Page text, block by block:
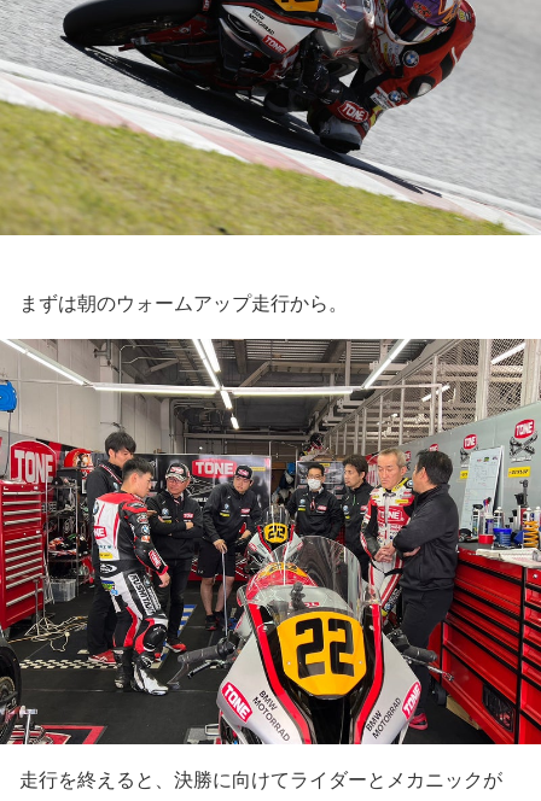
まずは朝のウォームアップ走行から。
走行を終えると、決勝に向けてライダーとメカニックが